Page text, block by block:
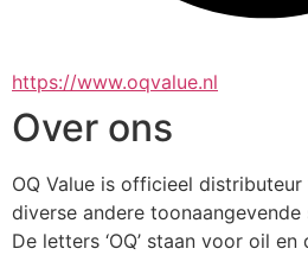
https://www.oqvalue.nl
Over ons
OQ Value is officieel distributeur
diverse andere toonaangevende
De letters ‘OQ’ staan voor oil